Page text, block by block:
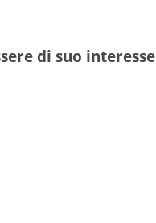
di suo interesse